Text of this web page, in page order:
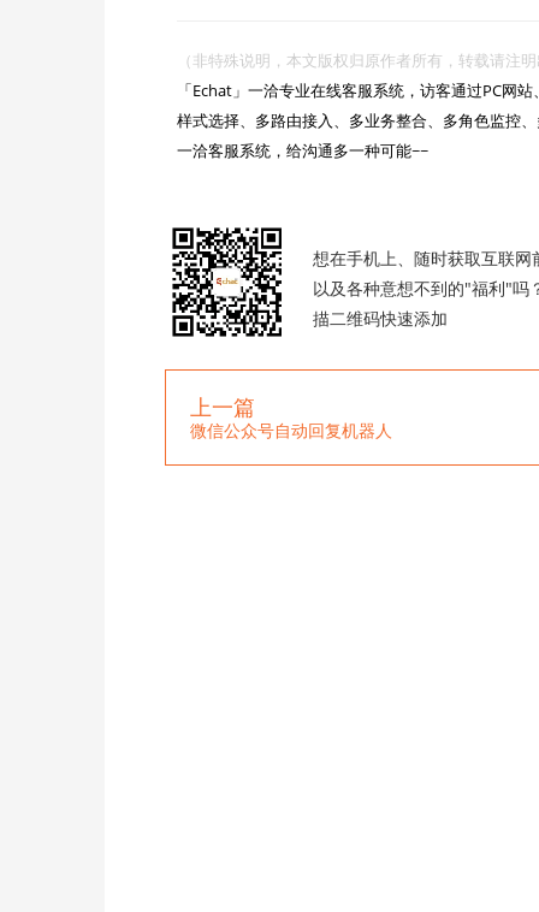
（非特殊说明，本文版权归原作者所有，转载请
「Echat」一洽专业在线客服系统，访客通过PC网
样式选择、多路由接入、多业务整合、多角色监控
一洽客服系统，给沟通多一种可能~~
想在手机上、随时获取互联网
以及各种意想不到的"福利"吗
描二维码快速添加
上一篇
微信公众号自动回复机器人